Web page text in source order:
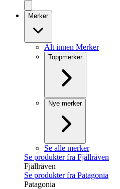
Merker
Alt innen Merker
Toppmerker
Nye merker
Se alle merker
Se produkter fra Fjällräven
Fjällräven
Se produkter fra Patagonia
Patagonia